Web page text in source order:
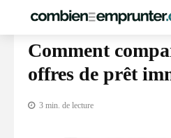
PRÊT IMMOBILIER
Comment
offres de prêt
3 min. de lecture